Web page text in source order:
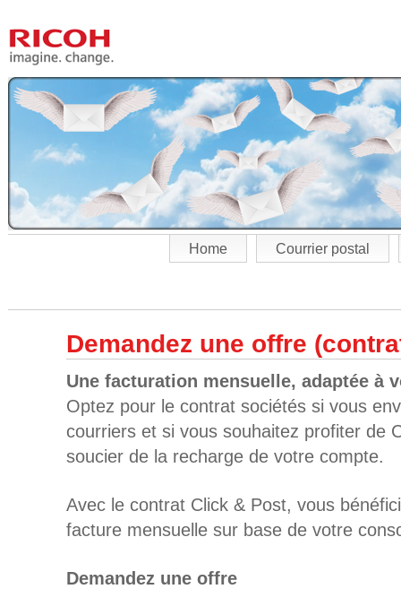
Home Courrier postal
Demandez une offre
Une facturation mensuelle, adaptée à
Optez pour le contrat sociétés si vous
courriers et si vous souhaitez profiter de
soucier de la recharge de votre compte.
Avec le contrat Click & Post, vous
facture mensuelle sur base de votre
Demandez une offre